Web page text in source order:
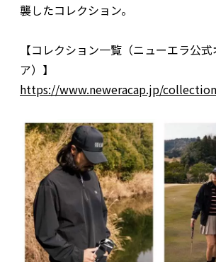
襲したコレクション。
【コレクション一覧（ニューエラ公
ア）】
https://www.neweracap.jp/